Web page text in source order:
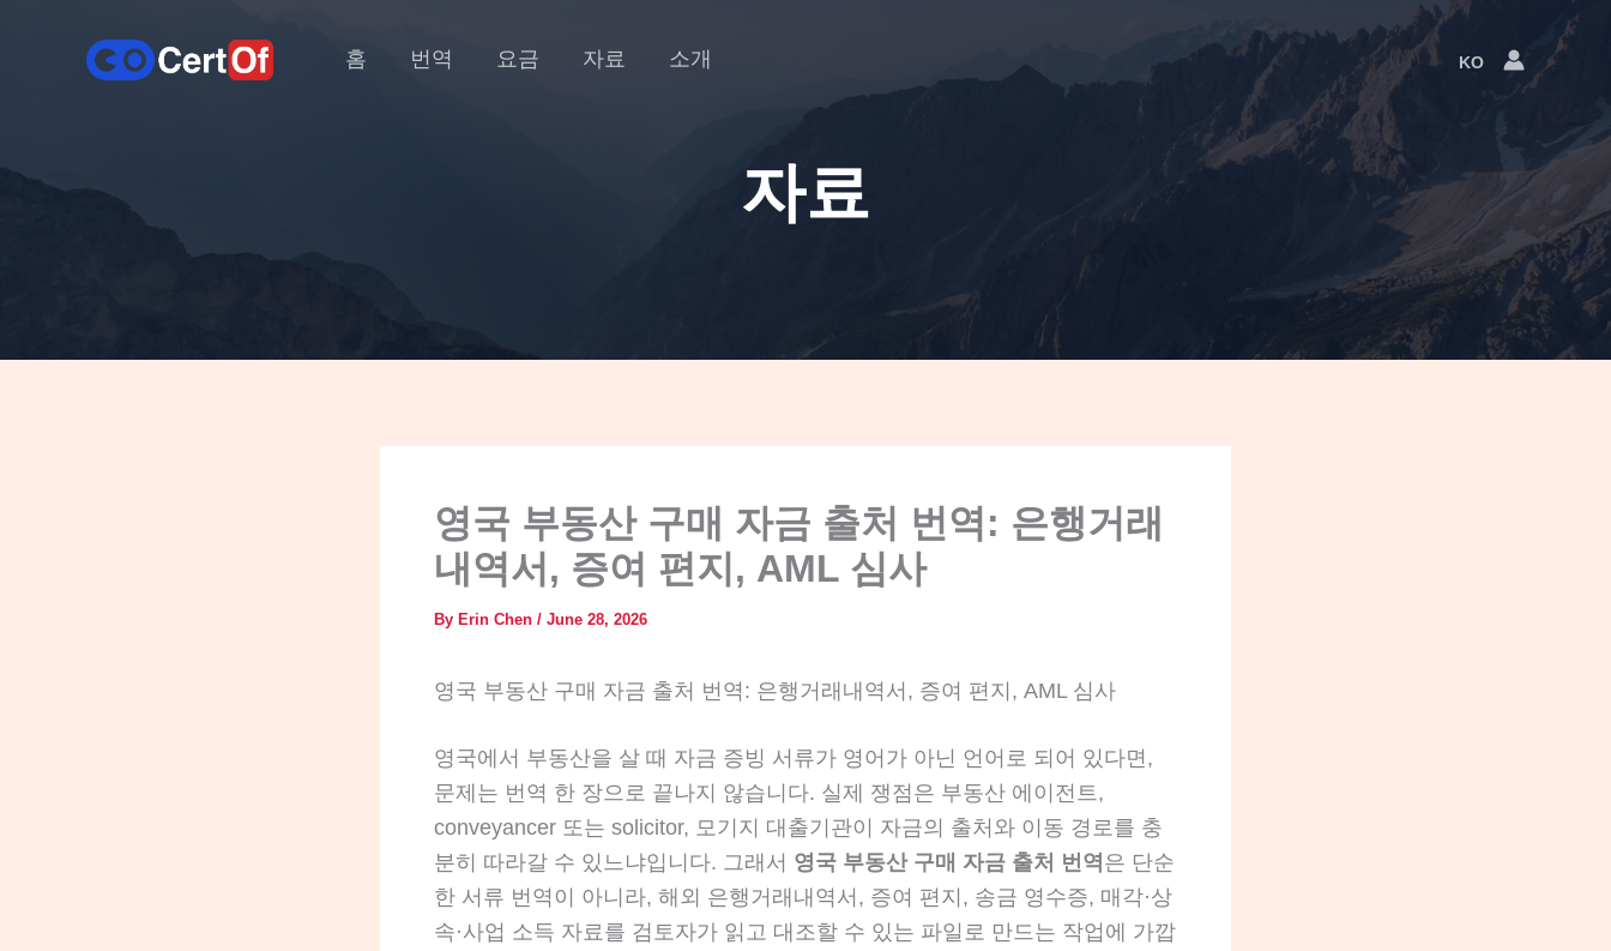
홈 번역 요금 자료 소개 KO
Language
Switcher
자료
영국 부동산 구매 자금 출처 번역: 은행거래
내역서, 증여 편지, AML 심사
By Erin Chen / June 28, 2026
영국 부동산 구매 자금 출처 번역: 은행거래내역서, 증여 편지, AML 심사
영국에서 부동산을 살 때 자금 증빙 서류가 영어가 아닌 언어로 되어 있다면,
문제는 번역 한 장으로 끝나지 않습니다. 실제 쟁점은 부동산 에이전트,
conveyancer 또는 solicitor, 모기지 대출기관이 자금의 출처와 이동 경로를 충
분히 따라갈 수 있느냐입니다. 그래서 영국 부동산 구매 자금 출처 번역 은 단순
한 서류 번역이 아니라, 해외 은행거래내역서, 증여 편지, 송금 영수증, 매각·상
속·사업 소득 자료를 검토자가 읽고 대조할 수 있는 파일로 만드는 작업에 가깝